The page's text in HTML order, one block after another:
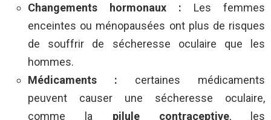
Changements hormonaux : Les femmes
enceintes ou ménopausées ont plus de risques
de souffrir de sécheresse oculaire que les
hommes.
Médicaments :
certaines médicaments
peuvent causer une sécheresse oculaire,
comme la pilule contraceptive, les